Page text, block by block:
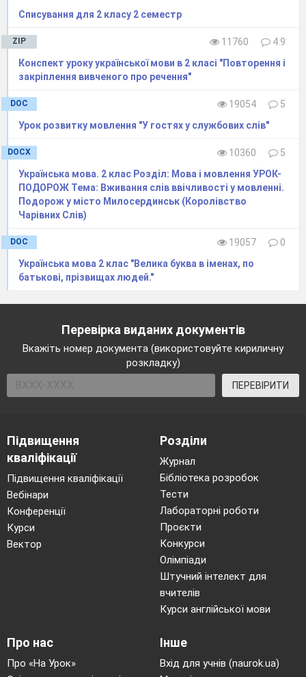
Списування для 2 класу 2 семестр
ZIP 11760
4.9
Конспект уроку української мови в 2 класі "Повторення і
закріплення вивченого про речення"
DOC 19054
5
Урок розвитку мовлення "У гостях у службових слів"
DOCX 10360
5
Українська мова. 2 клас Розділ: Мова і мовлення УРОК-
ПОДОРОЖ Тема: Вживання слів ввічливості у мовленні.
Подорож у місто Милосердинськ (Королівство
Чарівних Слів)
DOC 19057
0
Українська мова 2 клас "Велика буква в іменах, по
батькові, прізвищах людей."
Перевірка виданих документів
Вкажіть номер документа (використовуйте кириличну
розкладку)
ПЕРЕВІРИТИ
Підвищення
кваліфікації
Підвищення кваліфікації
Вебінари
Конференції
Курси
Вектор
Розділи
Журнал
Бібліотека розробок
Тести
Лабораторні роботи
Проєкти
Конкурси
Олімпіади
Штучний інтелект для
вчителів
Курси англійської мови
Про нас
Про «На Урок»
Інше
Вхід для учнів (naurok.ua)